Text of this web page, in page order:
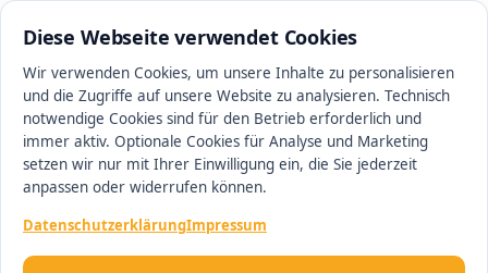
Diese Webseite verwendet Cookies
Wir verwenden Cookies, um unsere Inhalte zu personalisieren
und die Zugriffe auf unsere Website zu analysieren. Technisch
notwendige Cookies sind für den Betrieb erforderlich und
immer aktiv. Optionale Cookies für Analyse und Marketing
setzen wir nur mit Ihrer Einwilligung ein, die Sie jederzeit
anpassen oder widerrufen können.
DatenschutzerklärungImpressum